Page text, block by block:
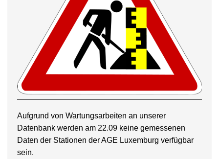
Aufgrund von Wartungsarbeiten an unserer
Datenbank werden am 22.09 keine gemessenen
Daten der Stationen der AGE Luxemburg verfügbar
sein.